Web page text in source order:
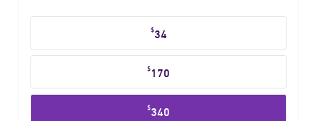
حدد
التبرع
$34
$170
$340